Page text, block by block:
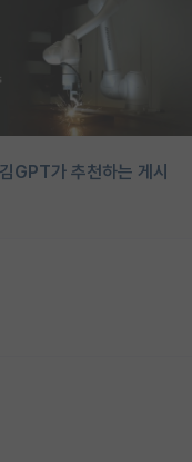
GPT가 추천하는 게시